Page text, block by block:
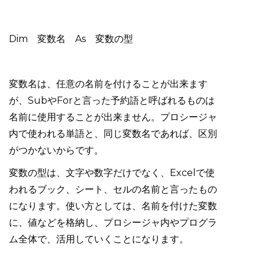
Dim 変数名 As 変数の型
変数名は、任意の名前を付けることが出来ます
が、SubやForと言った予約語と呼ばれるものは
名前に使用することが出来ません。プロシージャ
内で使われる単語と、同じ変数名であれば、区別
がつかないからです。
変数の型は、文字や数字だけでなく、Excelで使
われるブック、シート、セルの名前と言ったもの
になります。使い方としては、名前を付けた変数
に、値などを格納し、プロシージャ内やプログラ
ム全体で、活用していくことになります。